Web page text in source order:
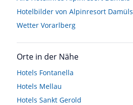
Hotelbilder von Alpinresort Damüls
Wetter Vorarlberg
Orte in der Nähe
Hotels Fontanella
Hotels Mellau
Hotels Sankt Gerold